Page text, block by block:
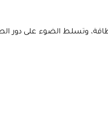
وتسلط الضوء على دور